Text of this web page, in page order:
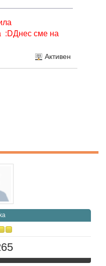
:DДнес сме на
Активен